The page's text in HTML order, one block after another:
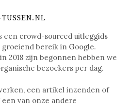
een crowd-sourced uitleggids
bereik in Google.
2018 zijn begonnen hebben we
bezoekers per dag.
een artikel inzenden of
van onze andere